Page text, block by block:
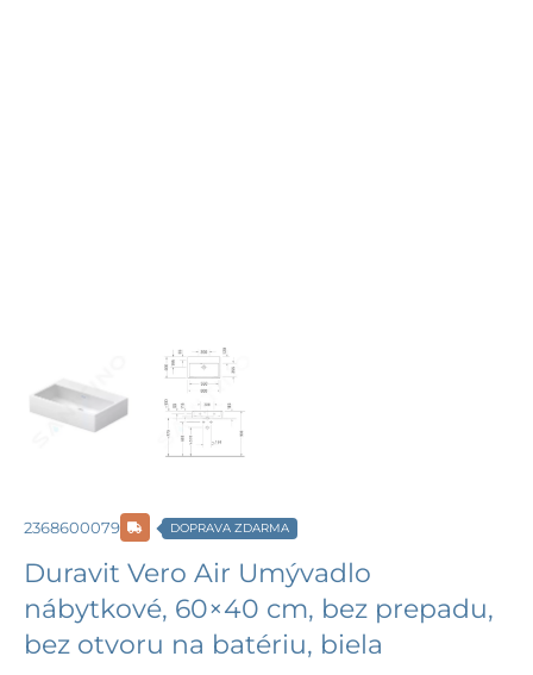
2368600079 DOPRAVA ZDARMA
Duravit Vero Air Umývadlo
nábytkové, 60×40 cm, bez prepadu,
bez otvoru na batériu, biela